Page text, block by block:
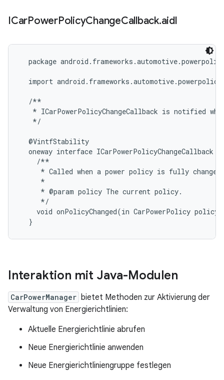
ICarPowerPolicyChangeCallback.aidl
package
import
  /**
* ICarPowerPolicyChangeCallback is notified
   */
  @VintfStability
  oneway interface ICarPowerPolicyChangeCallback {
    /**
* Called when a power policy is fully
     *
     * @param policy The current policy.
     */
void onPolicyChanged(in CarPowerPolicy
Interaktion mit Java-Modulen
CarPowerManager bietet Methoden zur Aktivierung der
Verwaltung von Energierichtlinien:
Aktuelle Energierichtlinie abrufen
Neue Energierichtlinie anwenden
Neue Energierichtliniengruppe festlegen